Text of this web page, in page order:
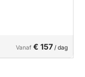
Vanaf € 157 / dag